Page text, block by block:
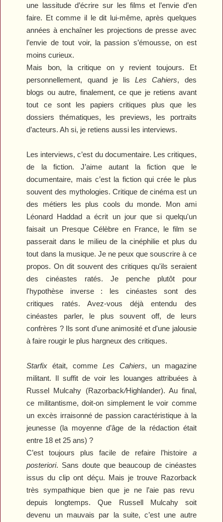
une lassitude d’écrire sur les films et l’envie d’en
faire. Et comme il le dit lui-même, après quelques
années à enchaîner les projections de presse avec
l’envie de tout voir, la passion s’émousse, on est
moins curieux.
Mais bon, la critique on y revient toujours. Et
personnellement, quand je lisLes Cahiers, des
blogs ou autre, finalement, ce que je retiens avant
tout ce sont les papiers critiques plus que les
dossiers thématiques, les previews, les portraits
d’acteurs. Ah si, je retiens aussi les interviews.
Les interviews, c’est du documentaire. Les critiques,
de la fiction. J’aime autant la fiction que le
documentaire, mais c’est la fiction qui crée le plus
souvent des mythologies. Critique de cinéma est un
des métiers les plus cools du monde. Mon ami
Léonard Haddad a écrit un jour que si quelqu'un
faisait un Presque Célèbreen France, le film se
passerait dans le milieu de la cinéphilie et plus du
tout dans la musique. Je ne peux que souscrire à ce
propos. On dit souvent des critiques qu'ils seraient
des cinéastes ratés. Je penche plutôt pour
l'hypothèse inverse : les cinéastes sont des
critiques ratés. Avez-vous déjà entendu des
cinéastes parler, le plus souvent off, de leurs
confrères ? Ils sont d'une animosité et d'une jalousie
à faire rougir le plus hargneux des critiques.
Starfix était, comme Les Cahiers, un magazine
militant. Il suffit de voir les louanges attribuées à
Russel Mulcahy (Razorback/Highlander). Au final,
ce militantisme, doit-on simplement le voir comme
un excès irraisonné de passion caractéristique à la
jeunesse (la moyenne d’âge de la rédaction était
entre 18 et 25 ans) ?
C’est toujours plus facile de refaire l’histoire a
posteriori. Sans doute que beaucoup de cinéastes
issus du clip ont déçu. Mais je trouve Razorback
très sympathique bien que je ne l’aie pas revu
depuis longtemps. Que Russell Mulcahy soit
devenu un mauvais par la suite, c’est une autre